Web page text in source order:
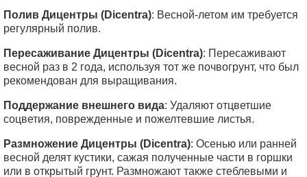
Полив Дицентры (Dicentra): Весной-летом им требуется
регулярный полив.
Пересаживание Дицентры (Dicentra): Пересаживают
весной раз в 2 года, используя тот же почвогрунт, что был
рекомендован для выращивания.
Поддержание внешнего вида: Удаляют отцветшие
соцветия, поврежденные и пожелтевшие листья.
Размножение Дицентры (Dicentra): Осенью или ранней
весной делят кустики, сажая полученные части в горшки
или в открытый грунт. Размножают также стеблевыми и